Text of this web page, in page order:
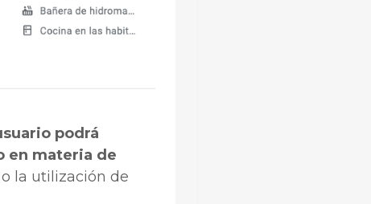
podrá
en materia de
la utilización de